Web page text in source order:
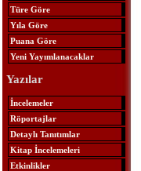
Türe Göre
Yıla Göre
Puana Göre
Yeni Yayımlanacaklar
Yazılar
İncelemeler
Röportajlar
Detaylı Tanıtımlar
Kitap İncelemeleri
Etkinlikler